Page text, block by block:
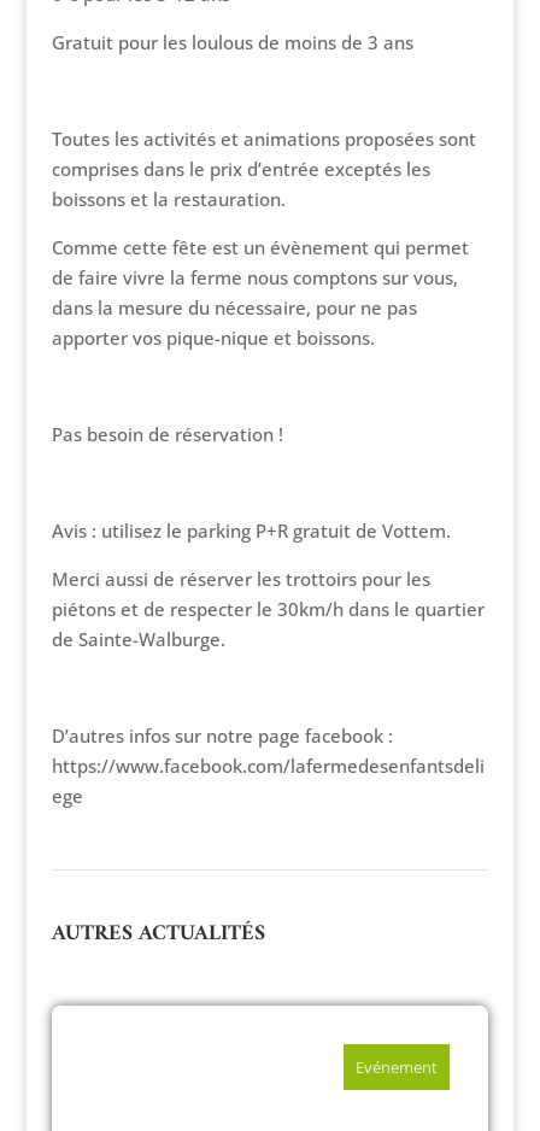
Gratuit pour les loulous de moins de 3 ans
Toutes les activités et animations proposées sont
comprises dans le prix d’entrée exceptés les
boissons et la restauration.
Comme cette fête est un évènement qui permet
de faire vivre la ferme nous comptons sur vous,
dans la mesure du nécessaire, pour ne pas
apporter vos pique-nique et boissons.
Pas besoin de réservation !
Avis : utilisez le parking P+R gratuit de Vottem.
Merci aussi de réserver les trottoirs pour les
piétons et de respecter le 30km/h dans le quartier
de Sainte-Walburge.
D’autres infos sur notre page facebook :
https://www.facebook.com/lafermedesenfantsdeli
ege
AUTRES ACTUALITÉS
Evénement